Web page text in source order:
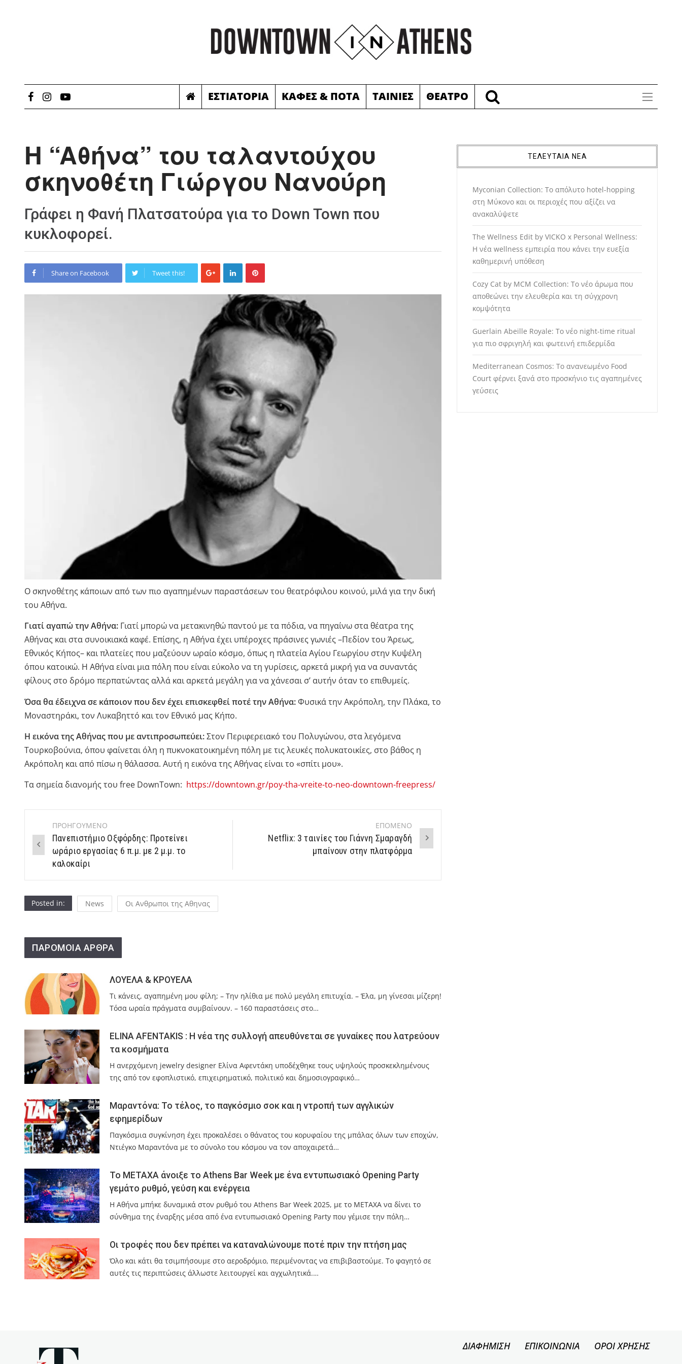
ΕΣΤΙΑΤΟΡΙΑ ΚΑΦΕΣ & ΠΟΤΑ ΤΑΙΝΙΕΣ ΘΕΑΤΡΟ
H “Aθήνα” του ταλαντούχου
σκηνοθέτη Γιώργου Νανούρη
Γράφει η Φανή Πλατσατούρα για το Down Town που
κυκλοφορεί.
Share on Facebook Tweet this!
Ο σκηνοθέτης κάποιων από των πιο αγαπημένων παραστάσεων του θεατρόφιλου κοινού, μιλά για την δική
του Αθήνα.
Γιατί αγαπώ την Αθήνα: Γιατί μπορώ να μετακινηθώ παντού με τα πόδια, να πηγαίνω στα θέατρα της
Αθήνας και στα συνοικιακά καφέ. Επίσης, η Αθήνα έχει υπέροχες πράσινες γωνιές –Πεδίον του Άρεως,
Εθνικός Κήπος– και πλατείες που μαζεύουν ωραίο κόσμο, όπως η πλατεία Αγίου Γεωργίου στην Κυψέλη
όπου κατοικώ. Η Αθήνα είναι μια πόλη που είναι εύκολο να τη γυρίσεις, αρκετά μικρή για να συναντάς
φίλους στο δρόμο περπατώντας αλλά και αρκετά μεγάλη για να χάνεσαι σ’ αυτήν όταν το επιθυμείς.
Όσα θα έδειχνα σε κάποιον που δεν έχει επισκεφθεί ποτέ την Αθήνα:Φυσικά την Ακρόπολη, την Πλάκα, το
Μοναστηράκι, τον Λυκαβηττό και τον Εθνικό μας Κήπο.
Η εικόνα της Αθήνας που με αντιπροσωπεύει:Στον Περιφερειακό του Πολυγώνου, στα λεγόμενα
Τουρκοβούνια, όπου φαίνεται όλη η πυκνοκατοικημένη πόλη με τις λευκές πολυκατοικίες, στο βάθος η
Ακρόπολη και από πίσω η θάλασσα. Αυτή η εικόνα της Αθήνας είναι το «σπίτι μου».
Τα σημεία διανομής του free DownTown: https://downtown.gr/poy-tha-vreite-to-neo-downtown-freepress/
Post
navigation
ΠΡΟΗΓΟΥΜΕΝΟ
Πανεπιστήμιο Οξφόρδης: Προτείνει
ωράριο εργασίας 6 π.μ. με 2 μ.μ. το
καλοκαίρι
ΕΠΟΜΕΝΟ
Netflix: 3 ταινίες του Γιάννη Σμαραγδή
μπαίνουν στην πλατφόρμα
Posted in: News Οι Ανθρωποι της Αθηνας
ΠΑΡΟΜΟΙΑ ΑΡΘΡΑ
ΛΟΥΕΛΑ & ΚΡΟΥΕΛΑ
Tι κάνεις, αγαπημένη μου φίλη; – Την ηλίθια με πολύ μεγάλη επιτυχία. – Έλα, μη γίνεσαι μίζερη!
Τόσα ωραία πράγματα συμβαίνουν. – 160 παραστάσεις στο…
ELINA AFENTAKIS : Η νέα της συλλογή απευθύνεται σε γυναίκες που λατρεύουν
τα κοσμήματα
Η ανερχόμενη jewelry designer Ελίνα Αφεντάκη υποδέχθηκε τους υψηλούς προσκεκλημένους
της από τον εφοπλιστικό, επιχειρηματικό, πολιτικό και δημοσιογραφικό…
Μαραντόνα: Το τέλος, το παγκόσμιο σοκ και η ντροπή των αγγλικών
εφημερίδων
Παγκόσμια συγκίνηση έχει προκαλέσει ο θάνατος του κορυφαίου της μπάλας όλων των εποχών,
Ντιέγκο Μαραντόνα με το σύνολο του κόσμου να τον αποχαιρετά…
Το METAXA άνοιξε το Athens Bar Week με ένα εντυπωσιακό Opening Party
γεμάτο ρυθμό, γεύση και ενέργεια
Η Αθήνα μπήκε δυναμικά στον ρυθμό του Athens Bar Week 2025, με το METAXA να δίνει το
σύνθημα της έναρξης μέσα από ένα εντυπωσιακό Opening Party που γέμισε την πόλη…
Οι τροφές που δεν πρέπει να καταναλώνουμε ποτέ πριν την πτήση μας
Όλο και κάτι θα τσιμπήσουμε στο αεροδρόμιο, περιμένοντας να επιβιβαστούμε. Το φαγητό σε
αυτές τις περιπτώσεις άλλωστε λειτουργεί και αγχωλητικά.…
ΤΕΛΕΥΤΑΙΑ ΝΕΑ
Myconian Collection: Το απόλυτο hotel-hopping
στη Μύκονο και οι περιοχές που αξίζει να
ανακαλύψετε
The Wellness Edit by VICKO x Personal Wellness:
Η νέα wellness εμπειρία που κάνει την ευεξία
καθημερινή υπόθεση
Cozy Cat by MCM Collection: Το νέο άρωμα που
αποθεώνει την ελευθερία και τη σύγχρονη
κομψότητα
Guerlain Abeille Royale: Το νέο night-time ritual
για πιο σφριγηλή και φωτεινή επιδερμίδα
Mediterranean Cosmos: Το ανανεωμένο Food
Court φέρνει ξανά στο προσκήνιο τις αγαπημένες
γεύσεις
ΔΙΑΦΗΜΙΣΗ ΕΠΙΚΟΙΝΩΝΙΑ ΟΡΟΙ ΧΡΗΣΗΣ